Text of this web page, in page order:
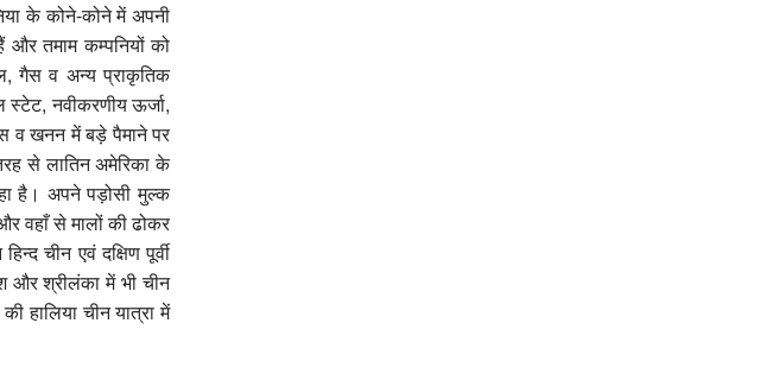
के कोने-कोने में अपनी
और तमाम कम्पनियों को
गैस व अन्य प्राकृतिक
स्टेट, नवीकरणीय ऊर्जा,
व खनन में बड़े पैमाने पर
से लातिन अमेरिका के
है। अपने पड़ोसी मुल्क
वहाँ से मालों की ढोकर
चीन एवं दक्षिण पूर्वी
और श्रीलंका में भी चीन
हालिया चीन यात्रा में